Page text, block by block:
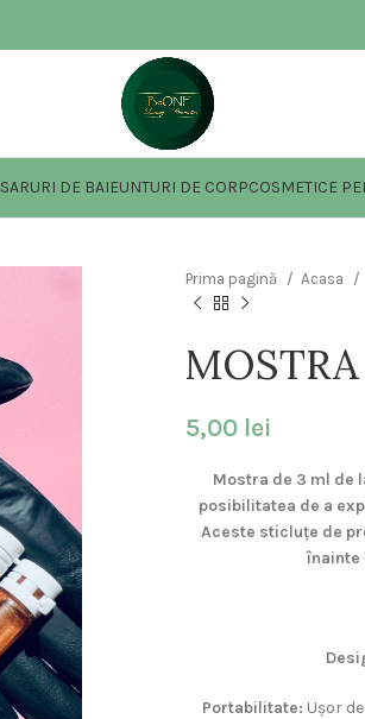
SARURI DE BAIEUNTURI DE CORPCOSMETICE
Prima pagină Acasa
5,00 lei
Mostra de 3 ml de
posibilitatea de a
Aceste sticluțe de
înainte
Portabilitate: Ușor